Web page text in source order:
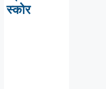
स्कोर